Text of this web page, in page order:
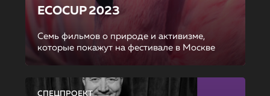
ECOCUP 2023
Семь фильмов о природе и активизме,
которые покажут на фестивале в Москве
СПЕЦПРОЕКТ